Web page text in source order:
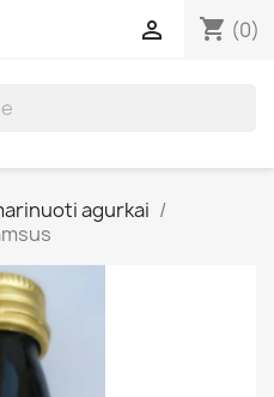
shopping_cart (0)

agurkai